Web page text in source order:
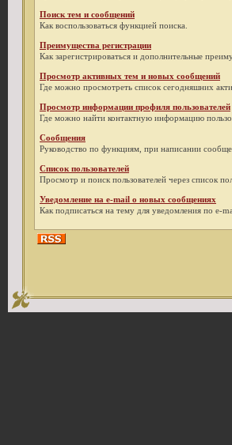
Поиск тем и сообщений
Как воспользоваться функцией поиска.
Преимущества регистрации
Как зарегистрироваться и дополнительные
Просмотр активных тем и новых сообщений
Где можно просмотреть список сегодняшних
Просмотр информации профиля пользователей
Где можно найти контактную информацию
Сообщения
Руководство по функциям, при написании
Список пользователей
Просмотр и поиск пользователей через список
Уведомление на e-mail о новых сообщениях
Как подписаться на тему для уведомления по e-